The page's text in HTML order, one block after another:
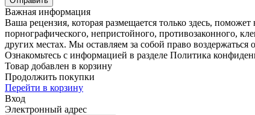
Важная информация
Ваша рецензия, которая размещается только здесь,
порнографического, непристойного, противозаконного,
других местах. Мы оставляем за собой право
Ознакомьтесь с информацией в разделе Политика
Товар добавлен в корзину
Продолжить покупки
Перейти в корзину
Вход
Электронный адрес